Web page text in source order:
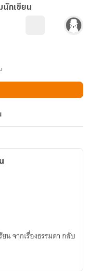
นักเขียน
ยน จากเรื่องธรรมดา กลับ